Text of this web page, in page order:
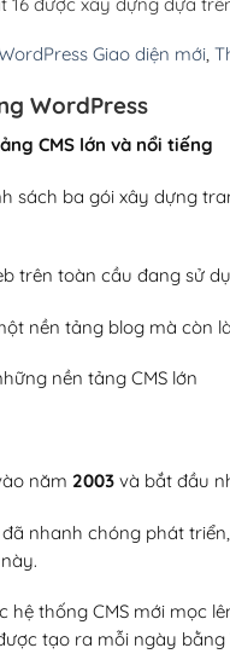
16 được xây dựng dựa
Giao diện mới,
WordPress
CMS lớn và nổi tiếng
sách ba gói xây dựng
trên toàn cầu đang sử
nền tảng blog mà còn
nền tảng CMS lớn
năm 2003và bắt đầu
nhanh chóng phát
hệ thống CMS mới mọc
tạo ra mỗi ngày bằng